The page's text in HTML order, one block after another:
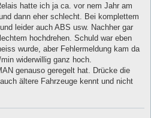
hatte ich ja ca. vor nem Jahr am
dann eher schlecht. Bei komplettem
leider auch ABS usw. Nachher gar
hochdrehen. Schuld war eben
wurde, aber Fehlermeldung kam da
widerwillig ganz hoch.
genauso geregelt hat. Drücke die
ältere Fahrzeuge kennt und nicht